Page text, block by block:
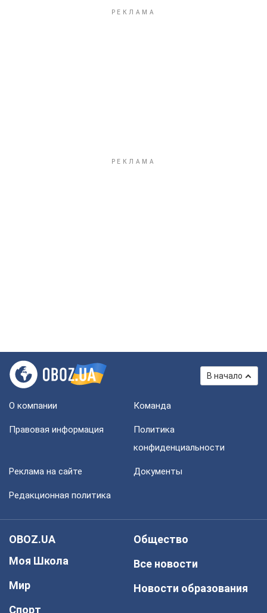
В начало
О компании Команда
Правовая информация
Политика
конфиденциальности
Реклама на сайте Документы
Редакционная политика
OBOZ.UA
Моя Школа
Мир
Спорт
Общество
Все новости
Новости образования